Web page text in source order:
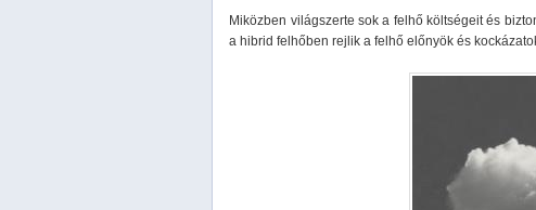
Miközben világszerte sok a felhő költségeit és
a hibrid felhőben rejlik a felhő előnyök és